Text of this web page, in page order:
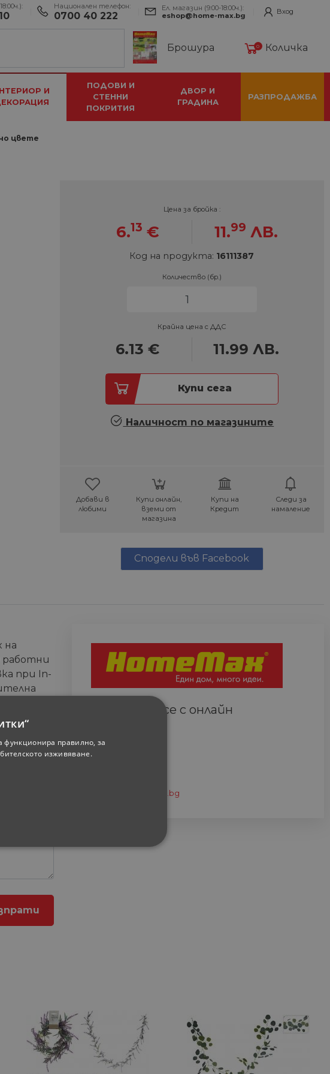
Национален телефон:
0700 40 222
Ел. магазин (9:00-18:00ч.):
eshop@home-max.bg
Вход
Брошура 0 Количка
И
ПОДОВИ И
СТЕННИ
ПОКРИТИЯ
ДВОР И
ГРАДИНА
РАЗПРОДАЖБА
цвете
Цена за бройка :
6.13 € 11.99 ЛВ.
Код на продукта: 16111387
Количество (бр.)
Крайна цена с ДДС
6.13 € 11.99 ЛВ.
Купи сега
Наличност по магазините
Добави в
любими
Купи онлайн,
вземи от
магазина
Купи на
Кредит
Следи за
намаление
Сподели във Facebook
на
работни
при In-
Свържете се с онлайн
Всеки ден
eshop@home-max.bg
функционира правилно, за
изживяване.
разграничаване между хората и ботовете.
да се правят валидни отчети за